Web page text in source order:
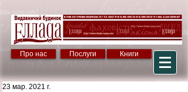
Про нас Послуги Книги
23 мар. 2021 г.